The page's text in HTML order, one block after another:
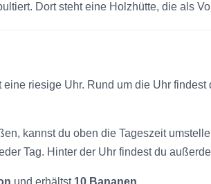
Dort steht eine Holzhütte, die als
riesige Uhr. Rund um die Uhr findest
kannst du oben die Tageszeit
Tag. Hinter der Uhr findest du
und erhältst 10 Bananen.